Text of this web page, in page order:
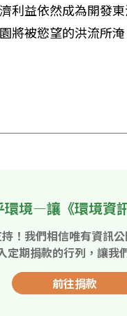
利益依然成為開發
將被慾望的洪流所淹
環境—讓《環境資
！我們相信唯有資訊
定期捐款的行列，讓我
前往捐款